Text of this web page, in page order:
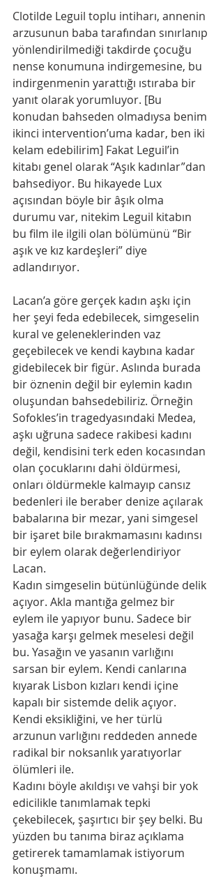
Clotilde Leguil toplu intiharı, annenin
arzusunun baba tarafından sınırlanıp
yönlendirilmediği takdirde çocuğu
nense konumuna indirgemesine, bu
indirgenmenin yarattığı ıstıraba bir
yanıt olarak yorumluyor. [Bu
konudan bahseden olmadıysa benim
ikinci intervention’uma kadar, ben iki
kelam edebilirim] Fakat Leguil’in
kitabı genel olarak “Aşık kadınlar”dan
bahsediyor. Bu hikayede Lux
açısından böyle bir âşık olma
durumu var, nitekim Leguil kitabın
bu film ile ilgili olan bölümünü “Bir
aşık ve kız kardeşleri” diye
adlandırıyor.
Lacan’a göre gerçek kadın aşkı için
her şeyi feda edebilecek, simgeselin
kural ve geleneklerinden vaz
geçebilecek ve kendi kaybına kadar
gidebilecek bir figür. Aslında burada
bir öznenin değil bir eylemin kadın
oluşundan bahsedebiliriz. Örneğin
Sofokles’in tragedyasındaki Medea,
aşkı uğruna sadece rakibesi kadını
değil, kendisini terk eden kocasından
olan çocuklarını dahi öldürmesi,
onları öldürmekle kalmayıp cansız
bedenleri ile beraber denize açılarak
babalarına bir mezar, yani simgesel
bir işaret bile bırakmamasını kadınsı
bir eylem olarak değerlendiriyor
Lacan.
Kadın simgeselin bütünlüğünde delik
açıyor. Akla mantığa gelmez bir
eylem ile yapıyor bunu. Sadece bir
yasağa karşı gelmek meselesi değil
bu. Yasağın ve yasanın varlığını
sarsan bir eylem. Kendi canlarına
kıyarak Lisbon kızları kendi içine
kapalı bir sistemde delik açıyor.
Kendi eksikliğini, ve her türlü
arzunun varlığını reddeden annede
radikal bir noksanlık yaratıyorlar
ölümleri ile.
Kadını böyle akıldışı ve vahşi bir yok
edicilikle tanımlamak tepki
çekebilecek, şaşırtıcı bir şey belki. Bu
yüzden bu tanıma biraz açıklama
getirerek tamamlamak istiyorum
konuşmamı.